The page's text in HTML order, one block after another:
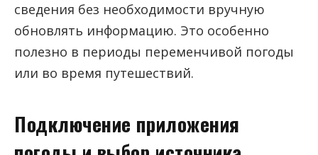
сведения без необходимости вручную
обновлять информацию. Это особенно
полезно в периоды переменчивой погоды
или во время путешествий.
Подключение приложения